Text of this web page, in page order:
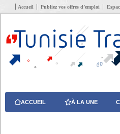
Accueil Publiez vos offres d’emploi
ACCUEIL À LA UNE